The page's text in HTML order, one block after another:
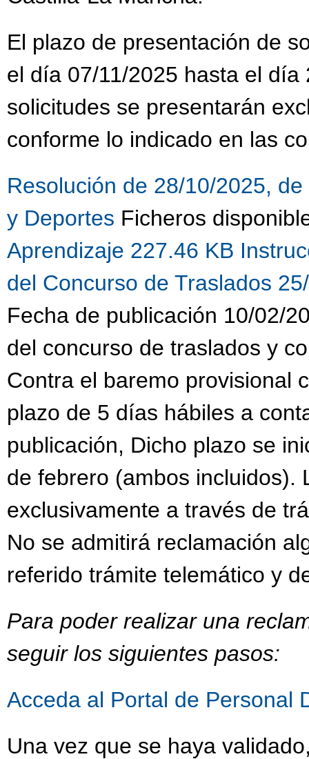
El plazo de presentación de
el día 07/11/2025 hasta el
solicitudes se presentarán
conforme lo indicado en las
Resolución de 28/10/2025,
y Deportes Ficheros
Aprendizaje 227.46 KB
del Concurso de Traslados
Fecha de publicación 10/02/
del concurso de traslados y
Contra el baremo provisional
plazo de 5 días hábiles a
publicación, Dicho plazo se
de febrero (ambos incluidos).
exclusivamente a través de
No se admitirá reclamación
referido trámite telemático y
Para poder realizar una
seguir los siguientes pasos:
Acceda al Portal de Personal
Una vez que se haya